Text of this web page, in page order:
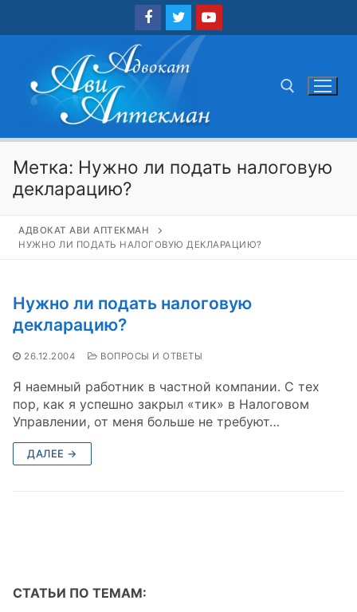
Метка: Нужно ли подать налоговую
декларацию?
АДВОКАТ АВИ АПТЕКМАН
НУЖНО ЛИ ПОДАТЬ НАЛОГОВУЮ ДЕКЛАРАЦИЮ?
Нужно ли подать налоговую
декларацию?
26.12.2004 ВОПРОСЫ И ОТВЕТЫ
Я наемный работник в частной компании. С тех
пор, как я успешно закрыл «тик» в Налоговом
Управлении, от меня больше не требуют…
ДАЛЕЕ →
СТАТЬИ ПО ТЕМАМ: